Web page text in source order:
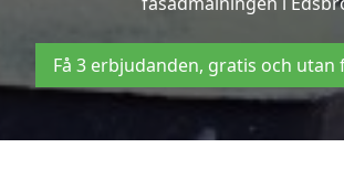
Få 3 erbjudanden, gratis och